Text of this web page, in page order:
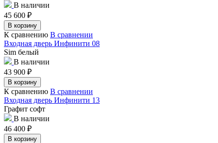
В наличии
45 600 ₽
В корзину
К сравнению В сравнении
Входная дверь Инфинити 08
Sim белый
В наличии
43 900 ₽
В корзину
К сравнению В сравнении
Входная дверь Инфинити 13
Графит софт
В наличии
46 400 ₽
В корзину